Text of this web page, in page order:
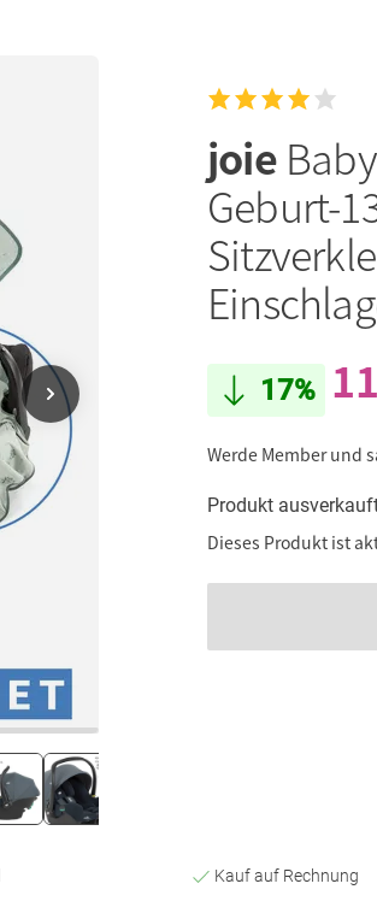
joie
Geburt-
17%
Werde Member und
Produkt
Dieses Produkt ist
Kauf auf Rechnung